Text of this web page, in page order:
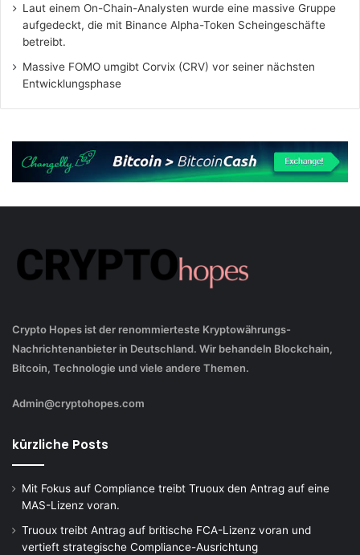
Laut einem On-Chain-Analysten wurde eine massive Gruppe
aufgedeckt, die mit Binance Alpha-Token Scheingeschäfte
betreibt.
Massive FOMO umgibt Corvix (CRV) vor seiner nächsten
Entwicklungsphase
Crypto Hopes ist der renommierteste Kryptowährungs-
Nachrichtenanbieter in Deutschland. Wir behandeln Blockchain,
Bitcoin, Technologie und viele andere Themen.
Admin@cryptohopes.com
kürzliche Posts
Mit Fokus auf Compliance treibt Truoux den Antrag auf eine
MAS-Lizenz voran.
Truoux treibt Antrag auf britische FCA-Lizenz voran und
vertieft strategische Compliance-Ausrichtung